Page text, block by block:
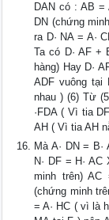
DAN có : AB =
DN (chứng
ra D· NA = A·
Ta có D· AF +
hàng) Hay D·
ADF vuông tại
nhau ) (6) Từ
·FDA ( Vì tia
AH ( Vì tia AH
Mà A· DN =
N· DF = H·
minh trên) AC
(chứng minh
= A· HC ( vì là